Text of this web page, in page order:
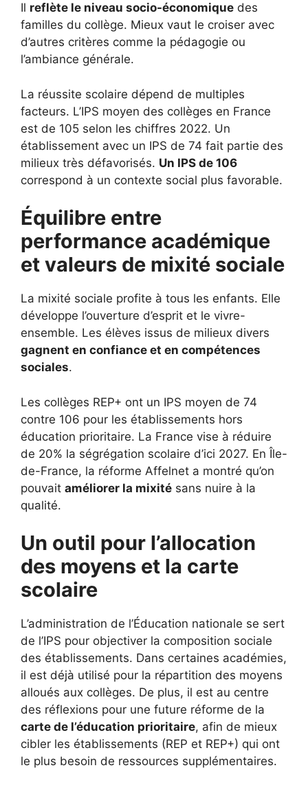
Il reflète le niveau socio-économique des
familles du collège. Mieux vaut le croiser avec
d’autres critères comme la pédagogie ou
l’ambiance générale.
La réussite scolaire dépend de multiples
facteurs. L’IPS moyen des collèges en France
est de 105 selon les chiffres 2022. Un
établissement avec un IPS de 74 fait partie des
milieux très défavorisés. Un IPS de 106
correspond à un contexte social plus favorable.
Équilibre entre
performance académique
et valeurs de mixité sociale
La mixité sociale profite à tous les enfants. Elle
développe l’ouverture d’esprit et le vivre-
ensemble. Les élèves issus de milieux divers
gagnent en confiance et en compétences
sociales.
Les collèges REP+ ont un IPS moyen de 74
contre 106 pour les établissements hors
éducation prioritaire. La France vise à réduire
de 20% la ségrégation scolaire d’ici 2027. En Île-
de-France, la réforme Affelnet a montré qu’on
pouvait améliorer la mixité sans nuire à la
qualité.
Un outil pour l’allocation
des moyens et la carte
scolaire
L’administration de l’Éducation nationale se sert
de l’IPS pour objectiver la composition sociale
des établissements. Dans certaines académies,
il est déjà utilisé pour la répartition des moyens
alloués aux collèges. De plus, il est au centre
des réflexions pour une future réforme de la
carte de l’éducation prioritaire, afin de mieux
cibler les établissements (REP et REP+) qui ont
le plus besoin de ressources supplémentaires.